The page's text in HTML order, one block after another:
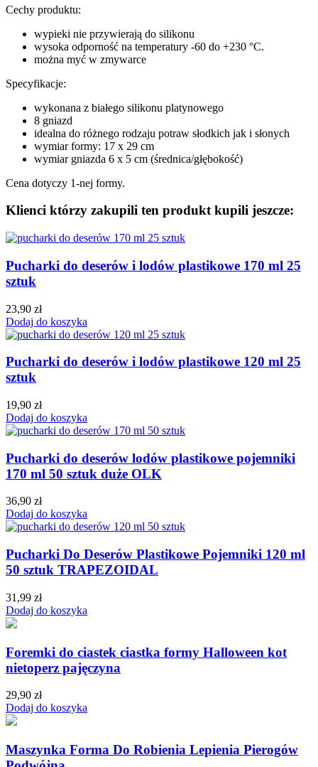
Cechy produktu:
wypieki nie przywierają do silikonu
wysoka odporność na temperatury -60 do +230 °C.
można myć w zmywarce
Specyfikacje:
wykonana z białego silikonu platynowego
8 gniazd
idealna do różnego rodzaju potraw słodkich jak i słonych
wymiar formy: 17 x 29 cm
wymiar gniazda 6 x 5 cm (średnica/głębokość)
Cena dotyczy 1-nej formy.
Klienci którzy zakupili ten produkt kupili jeszcze:
Pucharki do deserów i lodów plastikowe 170 ml 25
sztuk
23,90 zł
Dodaj do koszyka
Pucharki do deserów i lodów plastikowe 120 ml 25
sztuk
19,90 zł
Dodaj do koszyka
Pucharki do deserów lodów plastikowe pojemniki
170 ml 50 sztuk duże OLK
36,90 zł
Dodaj do koszyka
Pucharki Do Deserów Plastikowe Pojemniki 120 ml
50 sztuk TRAPEZOIDAL
31,99 zł
Dodaj do koszyka
Foremki do ciastek ciastka formy Halloween kot
nietoperz pajęczyna
29,90 zł
Dodaj do koszyka
Maszynka Forma Do Robienia Lepienia Pierogów